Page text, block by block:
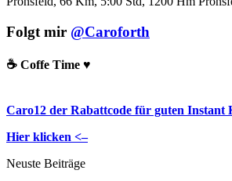
Folgt mir @Caroforth
☕️ Coffe Time ♥️
Caro12 der Rabattcode für guten Instant
Hier klicken <–
Neuste Beiträge